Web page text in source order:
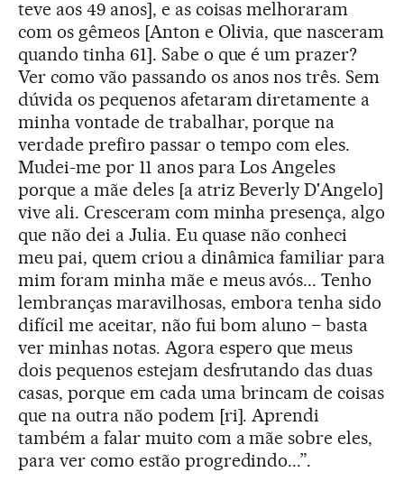
teve aos 49 anos], e as coisas melhoraram
com os gêmeos [Anton e Olivia, que nasceram
quando tinha 61]. Sabe o que é um prazer?
Ver como vão passando os anos nos três. Sem
dúvida os pequenos afetaram diretamente a
minha vontade de trabalhar, porque na
verdade prefiro passar o tempo com eles.
Mudei-me por 11 anos para Los Angeles
porque a mãe deles [a atriz Beverly D'Angelo]
vive ali. Cresceram com minha presença, algo
que não dei a Julia. Eu quase não conheci
meu pai, quem criou a dinâmica familiar para
mim foram minha mãe e meus avós... Tenho
lembranças maravilhosas, embora tenha sido
difícil me aceitar, não fui bom aluno – basta
ver minhas notas. Agora espero que meus
dois pequenos estejam desfrutando das duas
casas, porque em cada uma brincam de coisas
que na outra não podem [ri]. Aprendi
também a falar muito com a mãe sobre eles,
para ver como estão progredindo...”.